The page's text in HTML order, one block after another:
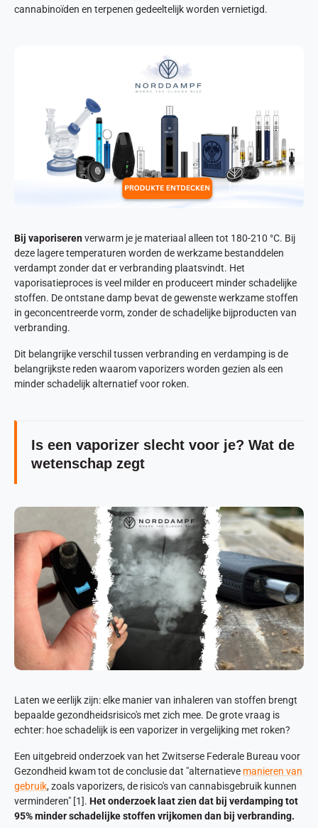
cannabinoïden en terpenen gedeeltelijk worden vernietigd.
Bij vaporiserenverwarm je je materiaal alleen tot 180-210 °C. Bij
deze lagere temperaturen worden de werkzame bestanddelen
verdampt zonder dat er verbranding plaatsvindt. Het
vaporisatieproces is veel milder en produceert minder schadelijke
stoffen. De ontstane damp bevat de gewenste werkzame stoffen
in geconcentreerde vorm, zonder de schadelijke bijproducten van
verbranding.
Dit belangrijke verschil tussen verbranding en verdamping is de
belangrijkste reden waarom vaporizers worden gezien als een
minder schadelijk alternatief voor roken.
Is een vaporizer slecht voor je? Wat de
wetenschap zegt
Laten we eerlijk zijn: elke manier van inhaleren van stoffen brengt
bepaalde gezondheidsrisico's met zich mee. De grote vraag is
echter: hoe schadelijk is een vaporizer in vergelijking met roken?
Een uitgebreid onderzoek van het Zwitserse Federale Bureau voor
Gezondheid kwam tot de conclusie dat "alternatieve manieren van
gebruik, zoals vaporizers, de risico's van cannabisgebruik kunnen
verminderen" [1]. Het onderzoek laat zien dat bij verdamping tot
95% minder schadelijke stoffen vrijkomen dan bij verbranding.